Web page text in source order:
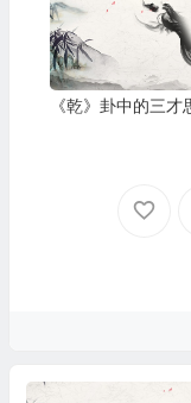
《乾》卦中的三才